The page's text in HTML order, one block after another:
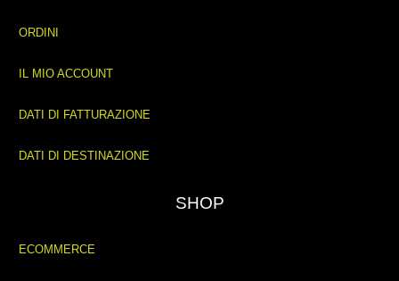
ORDINI
IL MIO ACCOUNT
DATI DI FATTURAZIONE
DATI DI DESTINAZIONE
SHOP
ECOMMERCE